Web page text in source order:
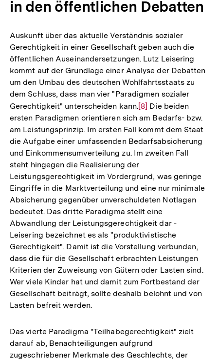
in den öffentlichen Debatten
Auskunft über das aktuelle Verständnis sozialer
Gerechtigkeit in einer Gesellschaft geben auch die
öffentlichen Auseinandersetzungen. Lutz Leisering
kommt auf der Grundlage einer Analyse der Debatten
um den Umbau des deutschen Wohlfahrtsstaats zu
dem Schluss, dass man vier "Paradigmen sozialer
Gerechtigkeit" unterscheiden kann.Zur
Auflösung
der
Fußnote
[8] Die beiden
ersten Paradigmen orientieren sich am Bedarfs- bzw.
am Leistungsprinzip. Im ersten Fall kommt dem Staat
die Aufgabe einer umfassenden Bedarfsabsicherung
und Einkommensumverteilung zu. Im zweiten Fall
steht hingegen die Realisierung der
Leistungsgerechtigkeit im Vordergrund, was geringe
Eingriffe in die Marktverteilung und eine nur minimale
Absicherung gegenüber unverschuldeten Notlagen
bedeutet. Das dritte Paradigma stellt eine
Abwandlung der Leistungsgerechtigkeit dar -
Leisering bezeichnet es als "produktivistische
Gerechtigkeit". Damit ist die Vorstellung verbunden,
dass die für die Gesellschaft erbrachten Leistungen
Kriterien der Zuweisung von Gütern oder Lasten sind.
Wer viele Kinder hat und damit zum Fortbestand der
Gesellschaft beiträgt, sollte deshalb belohnt und von
Lasten befreit werden.
Das vierte Paradigma "Teilhabegerechtigkeit" zielt
darauf ab, Benachteiligungen aufgrund
zugeschriebener Merkmale des Geschlechts, der